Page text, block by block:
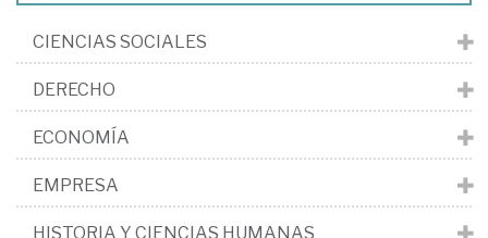
CIENCIAS SOCIALES
DERECHO
ECONOMÍA
EMPRESA
HISTORIA Y CIENCIAS HUMANAS